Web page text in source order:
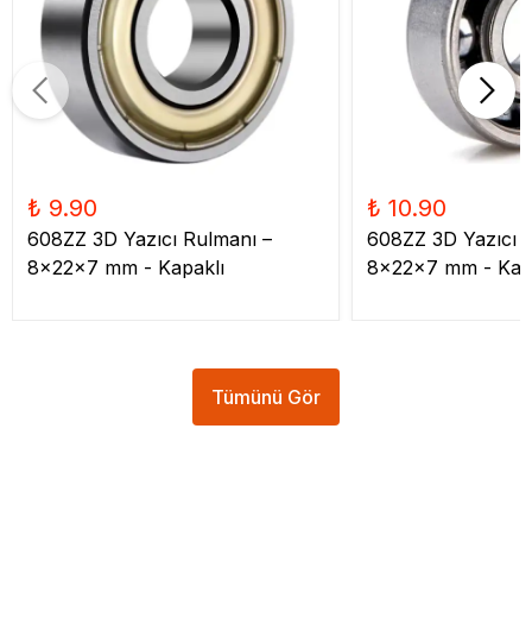
₺ 9.90
608ZZ 3D Yazıcı Rulmanı –
8x22x7 mm - Kapaklı
₺ 10.90
608ZZ 3D Yazıcı
8x22x7 mm -
Tümünü Gör